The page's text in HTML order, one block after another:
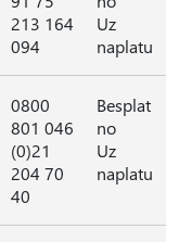
213 164
094
Uz
naplatu
0800
801 046
(0)21
204 70
40
Besplat
no
Uz
naplatu